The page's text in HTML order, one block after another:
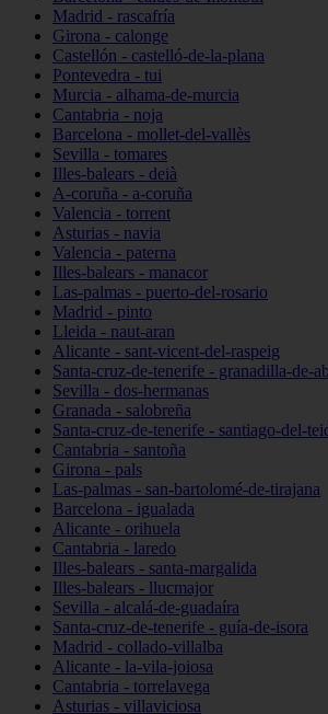
Madrid - rascafría
Girona - calonge
Castellón - castelló-de-la-plana
Pontevedra - tui
Murcia - alhama-de-murcia
Cantabria - noja
Barcelona - mollet-del-vallès
Sevilla - tomares
Illes-balears - deià
A-coruña - a-coruña
Valencia - torrent
Asturias - navia
Valencia - paterna
Illes-balears - manacor
Las-palmas - puerto-del-rosario
Madrid - pinto
Lleida - naut-aran
Alicante - sant-vicent-del-raspeig
Santa-cruz-de-tenerife - granadilla-de-
Sevilla - dos-hermanas
Granada - salobreña
Santa-cruz-de-tenerife - santiago-del-
Cantabria - santoña
Girona - pals
Las-palmas - san-bartolomé-de-tirajana
Barcelona - igualada
Alicante - orihuela
Cantabria - laredo
Illes-balears - santa-margalida
Illes-balears - llucmajor
Sevilla - alcalá-de-guadaíra
Santa-cruz-de-tenerife - guía-de-isora
Madrid - collado-villalba
Alicante - la-vila-joiosa
Cantabria - torrelavega
Asturias - villaviciosa